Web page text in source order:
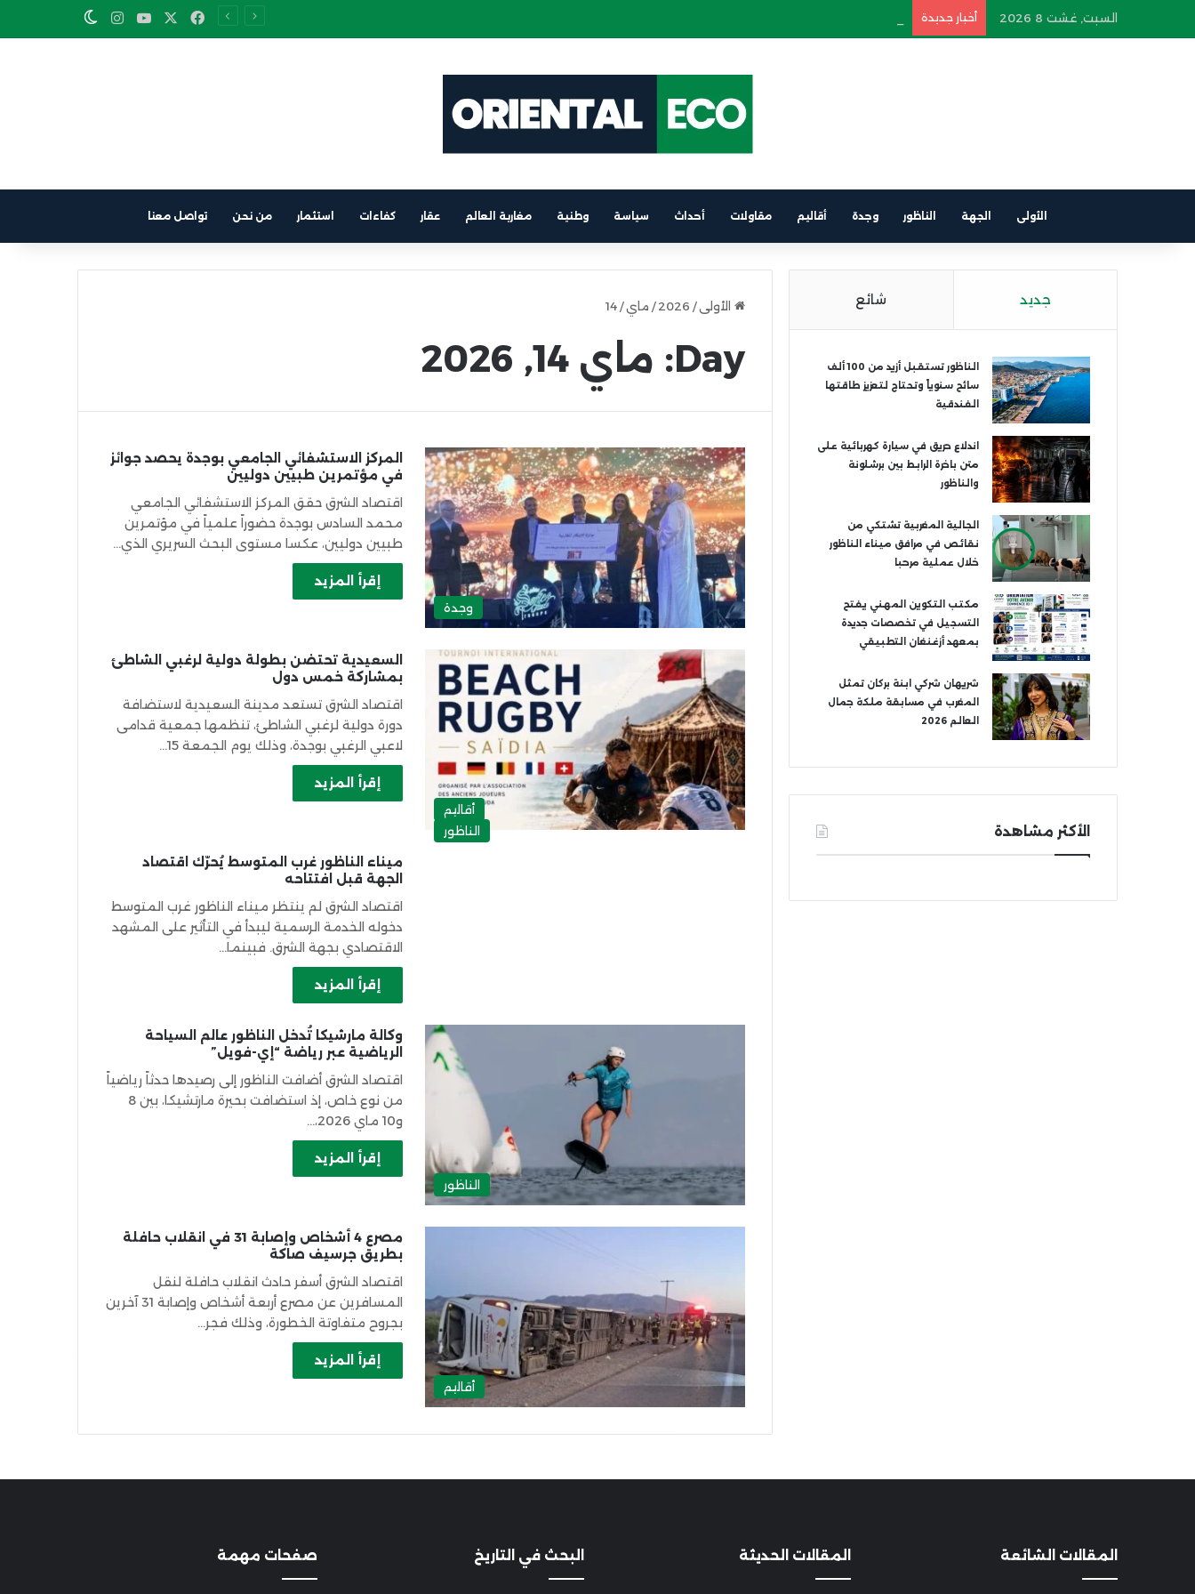
السبت, غشت 8 2026 أخبار جديدة Facebook
YouTube
Instagram
الأولى الجهة الناظور وجدة أقاليم مقاولات أحداث سياسة وطنية مغاربة العالم عقار كفاءات استثمار من نحن تواصل معنا
الأولى /
2026
/ ماي/
14
Day: ماي 14, 2026
وجدة
المركز الاستشفائي الجامعي بوجدة يحصد جوائز
في مؤتمرين طبيين دوليين
اقتصاد الشرق حقق المركز الاستشفائي الجامعي
محمد السادس بوجدة حضوراً علمياً في مؤتمرين
طبيين دوليين، عكسا مستوى البحث السريري الذي…
إقرأ المزيد
أقاليم
السعيدية تحتضن بطولة دولية لرغبي الشاطئ
بمشاركة خمس دول
اقتصاد الشرق تستعد مدينة السعيدية لاستضافة
دورة دولية لرغبي الشاطئ، تنظمها جمعية قدامى
لاعبي الرغبي بوجدة، وذلك يوم الجمعة 15…
إقرأ المزيد
الناظور
ميناء الناظور غرب المتوسط يُحرّك اقتصاد
الجهة قبل افتتاحه
اقتصاد الشرق لم ينتظر ميناء الناظور غرب المتوسط
دخوله الخدمة الرسمية ليبدأ في التأثير على المشهد
الاقتصادي بجهة الشرق. فبينما…
إقرأ المزيد
الناظور
وكالة مارشيكا تُدخل الناظور عالم السياحة
الرياضية عبر رياضة “إي-فويل”
اقتصاد الشرق أضافت الناظور إلى رصيدها حدثاً رياضياً
من نوع خاص، إذ استضافت بحيرة مارتشيكا، بين 8
و10 ماي 2026،…
إقرأ المزيد
أقاليم
مصرع 4 أشخاص وإصابة 31 في انقلاب حافلة
بطريق جرسيف صاكة
اقتصاد الشرق أسفر حادث انقلاب حافلة لنقل
المسافرين عن مصرع أربعة أشخاص وإصابة 31 آخرين
بجروح متفاوتة الخطورة، وذلك فجر…
إقرأ المزيد
جديد شائع
الناظور تستقبل أزيد من 100 ألف
سائح سنوياً وتحتاج لتعزيز طاقتها
الفندقية
اندلاع حريق في سيارة كهربائية على
متن باخرة الرابط بين برشلونة
والناظور
الجالية المغربية تشتكي من
نقائص في مرافق ميناء الناظور
خلال عملية مرحبا
مكتب التكوين المهني يفتح
التسجيل في تخصصات جديدة
بمعهد أزغنغان التطبيقي
شريهان شركي ابنة بركان تمثل
المغرب في مسابقة ملكة جمال
العالم 2026
الأكثر مشاهدة
المقالات الشائعة المقالات الحديثة البحث في التاريخ صفحات مهمة